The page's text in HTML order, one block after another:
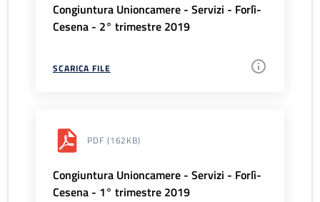
Congiuntura Unioncamere - Servizi - Forlì-
Cesena - 2° trimestre 2019
SCARICA FILE
PDF (162KB)
Congiuntura Unioncamere - Servizi - Forlì-
Cesena - 1° trimestre 2019